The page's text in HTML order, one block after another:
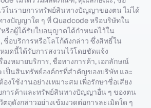
ว้ในรายการทรัพย์สินทางปัญญาของตน ไม่ได้
งปัญญาใด ๆ ที่ Quadcode หรือบริษัทใน
หรือผู้ได้รับใบอนุญาตได้กำหนดไว้ใน
บริการหรือโลโก้ดังกล่าว ซึ่งสิทธิ์ใน
ดนี้ได้รับการสงวนไว้โดยชัดแจ้ง
องหมายบริการ, ชื่อทางการค้า, เอกลักษณ์
เป็นสินทรัพย์องค์กรที่สำคัญของบริษัท และ
งใช้งานอย่างเหมาะสม เพื่อรักษาชื่อเสียง
การค้าและทรัพย์สินทางปัญญาอื่น ๆ ของตน
ถุดังกล่าวอย่างเข้มงวดต่อการละเมิดใด ๆ